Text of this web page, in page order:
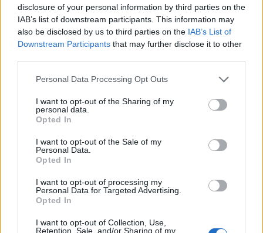
disclosure of your personal information by third parties on the
IAB’s list of downstream participants. This information may
also be disclosed by us to third parties on the IAB’s List of
Downstream Participants that may further disclose it to other
Please note that this website/app uses one or more Google
not limited to your visit or usage behaviour. You may click to
grant or deny consent to Google and its third-party tags to
use your data for below specified purposes in below Google
consent section.
Personal Data Processing Opt Outs
I want to opt-out of the Sharing of my
personal data.
Opted In
I want to opt-out of the Sale of my
Personal Data.
Opted In
I want to opt-out of processing my
Personal Data for Targeted Advertising.
Opted In
I want to opt-out of Collection, Use,
Retention, Sale, and/or Sharing of my
Letizia Fontana · 5 Ago 2026
RECENSIONI
Metodo per valutare un disco senza pregiudizi in
modo chiaro
Cristian Castiglioni · 5 Ago 2026